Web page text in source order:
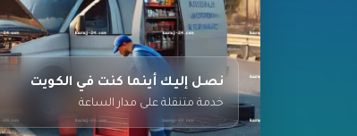
نصل إليك أينما كنت في الكويت
خدمة متنقلة على مدار الساعة